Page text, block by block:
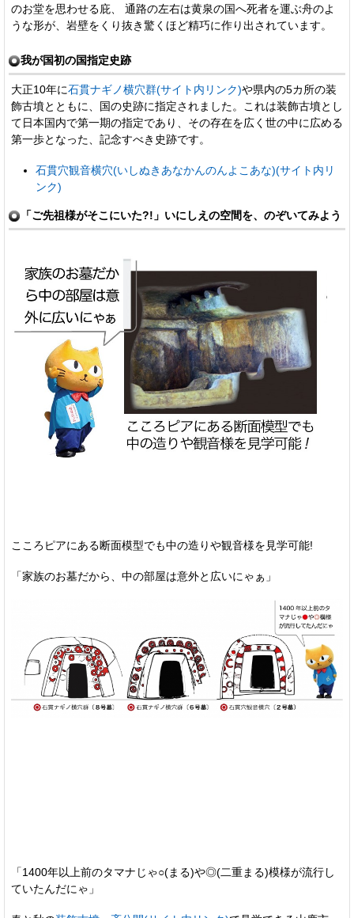
のお堂を思わせる庇、 通路の左右は黄泉の国へ死者を運ぶ舟のよ
うな形が、岩壁をくり抜き驚くほど精巧に作り出されています。
我が国初の国指定史跡
大正10年に石貫ナギノ横穴群(サイト内リンク)や県内の5カ所の装
飾古墳とともに、国の史跡に指定されました。これは装飾古墳とし
て日本国内で第一期の指定であり、その存在を広く世の中に広める
第一歩となった、記念すべき史跡です。
石貫穴観音横穴(いしぬきあなかんのんよこあな)(サイト内リ
ンク)
「ご先祖様がそこにいた?!」いにしえの空間を、のぞいてみよう
こころピアにある断面模型でも中の造りや観音様を見学可能!
「家族のお墓だから、中の部屋は意外と広いにゃぁ」
「1400年以上前のタマナじゃ○(まる)や◎(二重まる)模様が流行し
ていたんだにゃ」